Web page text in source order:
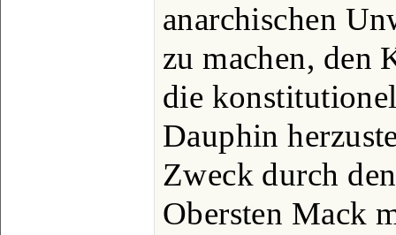
anarchischen
zu machen, den
die
Dauphin
Zweck durch
Obersten Mack